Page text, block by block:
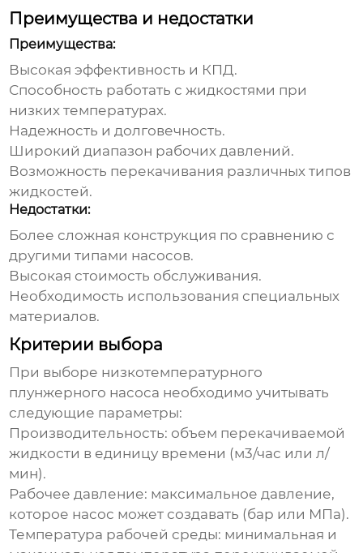
Преимущества и недостатки
Преимущества:
Высокая эффективность и КПД.
Способность работать с жидкостями при
низких температурах.
Надежность и долговечность.
Широкий диапазон рабочих давлений.
Возможность перекачивания различных типов
жидкостей.
Недостатки:
Более сложная конструкция по сравнению с
другими типами насосов.
Высокая стоимость обслуживания.
Необходимость использования специальных
материалов.
Критерии выбора
При выборе низкотемпературного
плунжерного насоса необходимо учитывать
следующие параметры:
Производительность: объем перекачиваемой
жидкости в единицу времени (м3/час или л/
мин).
Рабочее давление: максимальное давление,
которое насос может создавать (бар или МПа).
Температура рабочей среды: минимальная и